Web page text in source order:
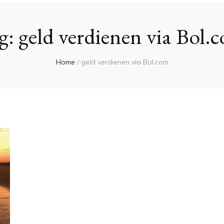
geld verdienen via
Home / geld verdienen via Bol.com